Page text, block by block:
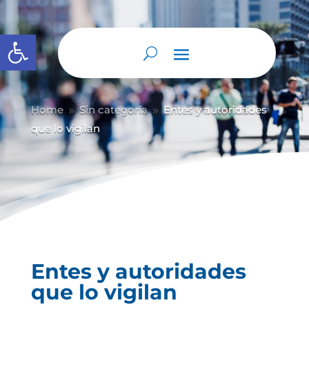
Abrir barra de herramientas
Home 9 Sin categoría 9 Entes y autoridades
que lo vigilan
Entes y autoridades
que lo vigilan